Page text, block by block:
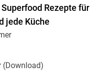
Rezepte für
jede Küche
(Download)